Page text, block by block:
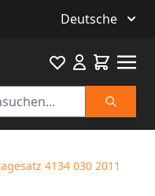
Deutsche
Suche
Favourite
4134 030 2011